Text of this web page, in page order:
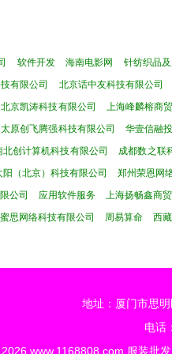
软件开发 海南电影网 针纺织品
有限公司 北京话中友科技有限公司
北京凯涛科技有限公司 上海峰麟榕商
太原创飞腾强科技有限公司 华壹信融
北创计算机科技有限公司 成都数之联
阳（北京）科技有限公司 郑州荣恩网
公司 应用软件服务 上海扬畅鑫商
思网络科技有限公司 周易算命 西
地址：厦门市思
电话
www.1168808.com 服装批发